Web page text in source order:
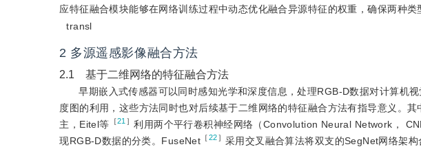
应特征融合模块能够在网络训练过程中动态优化融合异源特征的权重，确保两种
transl
2 多源遥感影像融合方法
2.1 基于二维网络的特征融合方法
早期嵌入式传感器可以同时感知光学和深度信息，处理RGB-D数据对计算机
度图的利用，这些方法同时也对后续基于二维网络的特征融合方法有指导意义。
主，Eitel等 ［21 ］ 利用两个平行卷积神经网络（Convolution Neural Network，
现RGB-D数据的分类。FuseNet ［22］ 采用交叉融合算法将双支的SegNet网络架